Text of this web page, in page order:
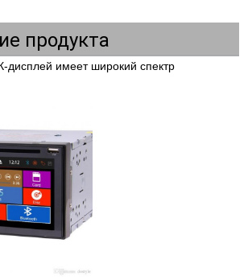
продукта
имеет широкий спектр